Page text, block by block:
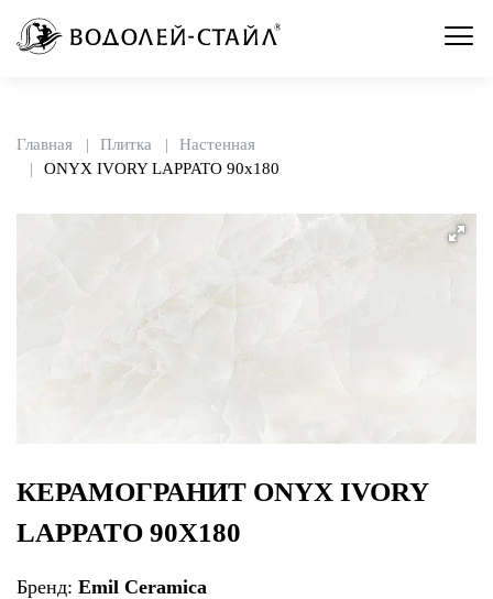
Главная Плитка
Настенная
ONYX IVORY LAPPATO 90x180
КЕРАМОГРАНИТ ONYX IVORY
LAPPATO 90X180
Бренд: Emil Ceramica